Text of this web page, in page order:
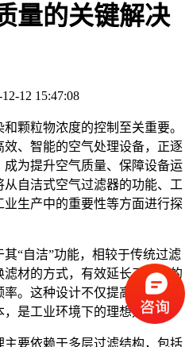
量的关键解决
12 15:47:08
颗粒物浓度的控制至关重要。
、智能的空气处理设备，正逐
为提升空气质量、保障设备运
自洁式空气过滤器的功能、工
生产中的重要性等方面进行探
“自洁”功能，相较于传统过滤
材的方式，有效延长了滤材的
。这种设计不仅提高了设备的
是工业环境下的理想选择。
要依赖于多层过滤结构，包括